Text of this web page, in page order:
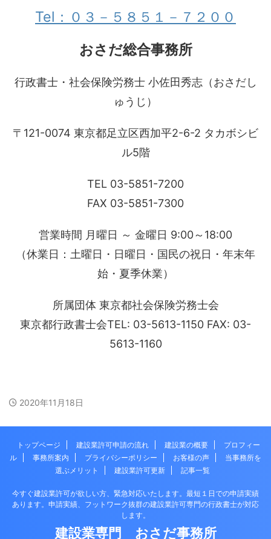
Tel：０３－５８５１－７２００
おさだ総合事務所
行政書士・社会保険労務士 小佐田秀志（おさだし
ゅうじ）
〒121-0074 東京都足立区西加平2-6-2 タカボシビ
ル5階
TEL 03-5851-7200
FAX 03-5851-7300
営業時間 月曜日 ～ 金曜日 9:00～18:00
（休業日：土曜日・日曜日・国民の祝日・年末年
始・夏季休業）
所属団体 東京都社会保険労務士会
東京都行政書士会TEL: 03-5613-1150 FAX: 03-
5613-1160
2020年11月18日
トップページ 建設業許可申請の流れ 建設業の概要
プロフィー
ル
事務所案内 プライバシーポリシー お客様の声
当事務所を
選ぶメリット
建設業許可更新 記事一覧
今すぐ建設業許可が欲しい方、緊急対応いたします。最短１日での申請実績
あります。申請実績、フットワーク抜群の建設業許可専門の行政書士が対応
します。
建設業専門 おさだ事務所